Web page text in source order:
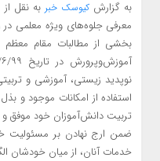
به گزارش کیوسک خبر به نقل از
معرفی جلوه‌های ویژه معلمی
بخشی از مطالبات مقام معظم
نوپدید زیستی، آموزشی و
استفاده از امکانات موجود و
تربیت دانش‌آموزان خود موفق
ضمن ارج نهادن بر مسئولیت
خدمات آنان، از میان خودشان